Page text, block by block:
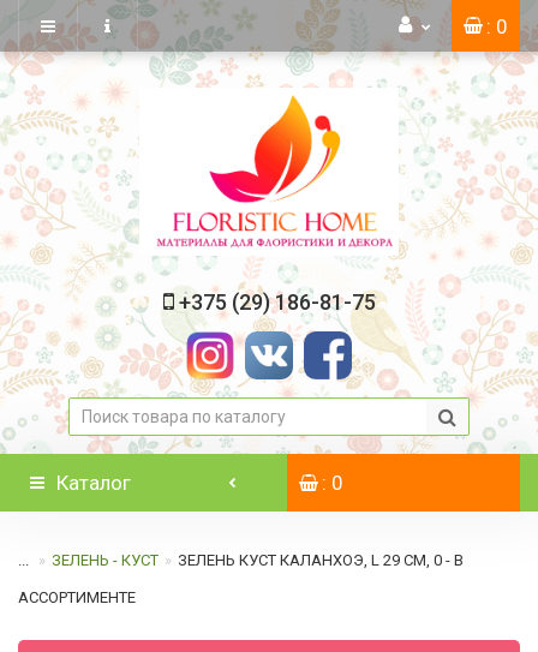
: 0
+375 (29) 186-81-75
Каталог : 0
... ЗЕЛЕНЬ - КУСТ ЗЕЛЕНЬ КУСТ КАЛАНХОЭ, L 29 СМ, 0 - В
АССОРТИМЕНТЕ